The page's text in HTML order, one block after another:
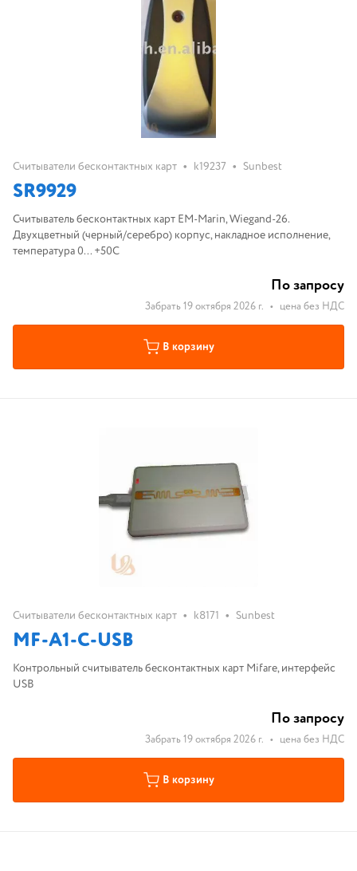
Считыватели бесконтактных карт • k19237 • Sunbest
SR9929
Считыватель бесконтактных карт EM-Marin, Wiegand-26.
Двухцветный (черный/серебро) корпус, накладное исполнение,
температура 0... +50С
По запросу
Забрать 19 октября 2026 г. • цена без НДС
В корзину
Считыватели бесконтактных карт • k8171 • Sunbest
MF-A1-C-USB
Контрольный считыватель бесконтактных карт Mifare, интерфейс
USB
По запросу
Забрать 19 октября 2026 г. • цена без НДС
В корзину